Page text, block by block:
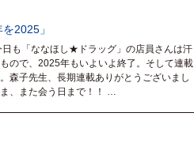
2025」
日も「ななほし★ドラッグ」の店員さんは汗
ので、2025年もいよいよ終了。そして連載
森子先生、長期連載ありがとうございまし
、また会う日まで！！ …